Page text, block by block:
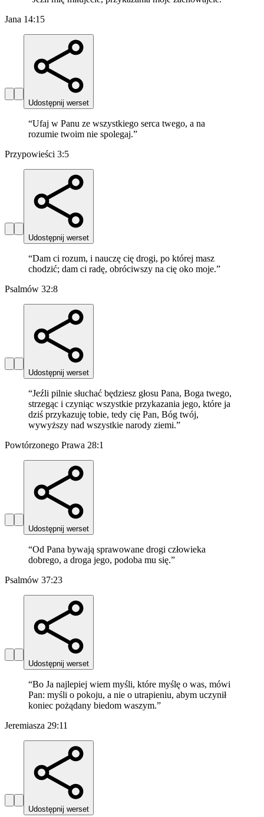
Jana 14:15
Udostępnij werset
“Ufaj w Panu ze wszystkiego serca twego, a na
rozumie twoim nie spolegaj.”
Przypowieści 3:5
Udostępnij werset
“Dam ci rozum, i nauczę cię drogi, po której masz
chodzić; dam ci radę, obróciwszy na cię oko moje.”
Psalmów 32:8
Udostępnij werset
“Jeźli pilnie słuchać będziesz głosu Pana, Boga twego,
strzegąc i czyniąc wszystkie przykazania jego, które ja
dziś przykazuję tobie, tedy cię Pan, Bóg twój,
wywyższy nad wszystkie narody ziemi.”
Powtórzonego Prawa 28:1
Udostępnij werset
“Od Pana bywają sprawowane drogi człowieka
dobrego, a droga jego, podoba mu się.”
Psalmów 37:23
Udostępnij werset
“Bo Ja najlepiej wiem myśli, które myślę o was, mówi
Pan: myśli o pokoju, a nie o utrapieniu, abym uczynił
koniec pożądany biedom waszym.”
Jeremiasza 29:11
Udostępnij werset